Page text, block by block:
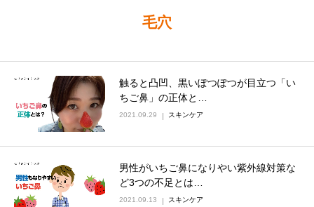
毛穴
触ると凸凹、黒いぽつぽつが目立つ「い
ちご鼻」の正体と…
2021.09.29 スキンケア
男性がいちご鼻になりやい紫外線対策な
ど3つの不足とは…
2021.09.13 スキンケア